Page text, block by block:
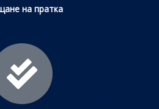
на пратка